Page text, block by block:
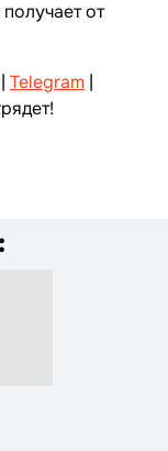
от
| Telegram |